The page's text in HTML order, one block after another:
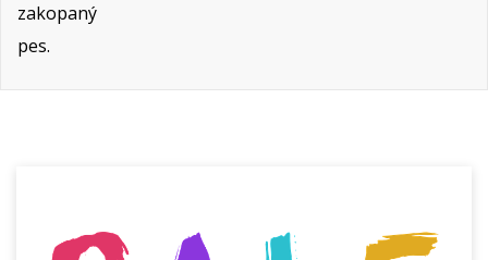
zakopaný
pes.